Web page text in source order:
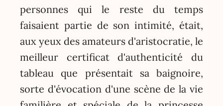
personnes qui le reste du temps
faisaient partie de son intimité, était,
aux yeux des amateurs d'aristocratie, le
meilleur certificat d'authenticité du
tableau que présentait sa baignoire,
sorte d'évocation d'une scène de la vie